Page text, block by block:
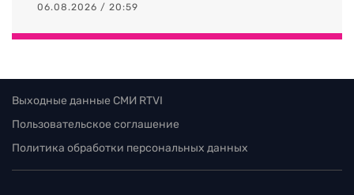
06.08.2026 / 20:59
Выходные данные СМИ RTVI
Пользовательское соглашение
Политика обработки персональных данных